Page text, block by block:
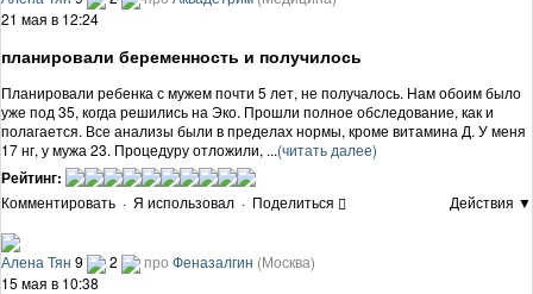
21 мая в 12:24
планировали беременность и получилось
Планировали ребенка с мужем почти 5 лет, не получалось. Нам обоим было
уже под 35, когда решились на Эко. Прошли полное обследование, как и
полагается. Все анализы были в пределах нормы, кроме витамина Д. У меня
17 нг, у мужа 23. Процедуру отложили, ...(читать далее)
Рейтинг:
Комментировать · Я использовал · Поделиться Действия ▼
Алена Тян 9 2 про Феназалгин (Москва)
15 мая в 10:38